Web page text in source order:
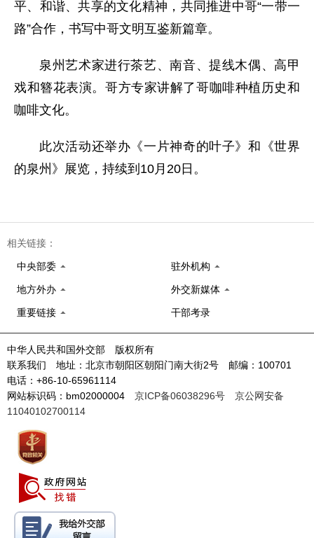
平、和谐、共享的文化精神，共同推进中哥“一带一
路”合作，书写中哥文明互鉴新篇章。
泉州艺术家进行茶艺、南音、提线木偶、高甲
戏和簪花表演。哥方专家讲解了哥咖啡种植历史和
咖啡文化。
此次活动还举办《一片神奇的叶子》和《世界
的泉州》展览，持续到10月20日。
相关链接：
中央部委 驻外机构
地方外办 外交新媒体
重要链接 干部考录
中华人民共和国外交部 版权所有
联系我们 地址：北京市朝阳区朝阳门南大街2号 邮编：100701
电话：+86-10-65961114
网站标识码：bm02000004 京ICP备06038296号
京公网安备
11040102700114